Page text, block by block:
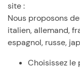
site :
Nous proposons
italien, allemand,
espagnol, russe,
Choisissez le